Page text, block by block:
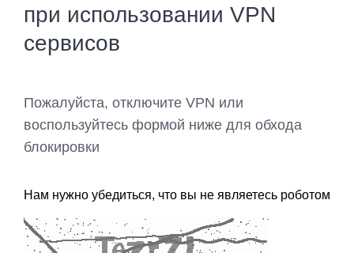
при использовании VPN
сервисов
Пожалуйста, отключите VPN или
воспользуйтесь формой ниже для обхода
блокировки
Нам нужно убедиться, что вы не являетесь роботом